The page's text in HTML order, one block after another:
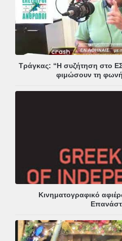
Τράγκας: “Η συζήτηση στο
φιμώσουν τη φωνή
Κινηματογραφικό